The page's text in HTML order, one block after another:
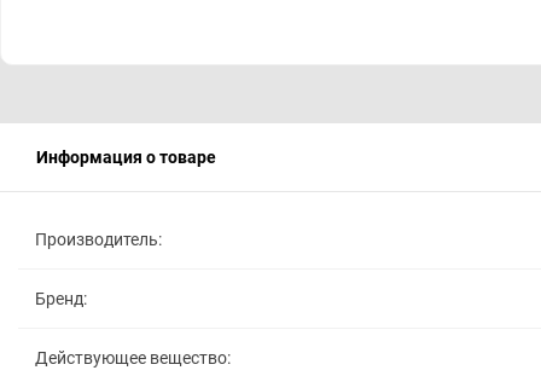
Информация о товаре
Производитель:
Бренд:
Действующее вещество: